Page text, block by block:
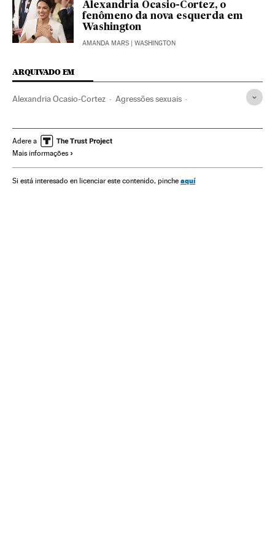
Alexandria Ocasio-Cortez, o
fenômeno da nova esquerda em
Washington
AMANDA MARS | WASHINGTON
ARQUIVADO EM
Alexandria Ocasio-Cortez Agressões sexuais
Abusos sexuais Mulheres
Adere a
Mais informações
Si está interesado en licenciar este contenido, pinche aquí